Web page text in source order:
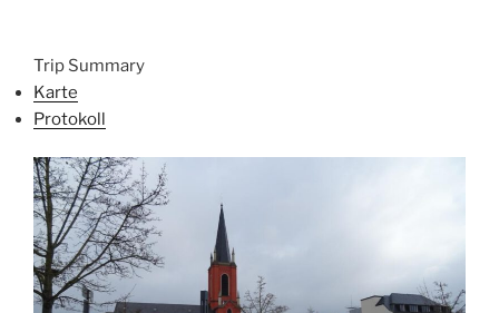
Trip Summary
Karte
Protokoll